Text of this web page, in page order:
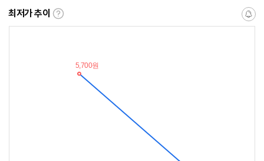
최저가 추이
최
알